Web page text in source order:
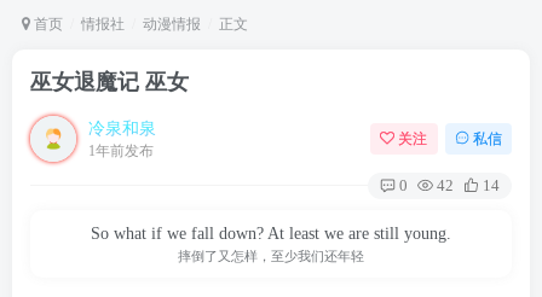
首页 情报社 动漫情报 正文
巫女退魔记 巫女
冷泉和泉
1年前发布
关注 私信
0 42 14
So what if we fall down? At least we are still young.
摔倒了又怎样，至少我们还年轻